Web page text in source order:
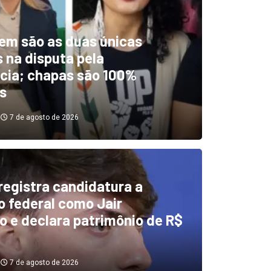
desvios de
emendas Pix
7 de agosto de 2026
são as duas únicas
na disputa pela
chapas são 100%
7 de agosto de 2026
candidatura a
federal como Jair
e declara patrimônio de R$
7 de agosto de 2026